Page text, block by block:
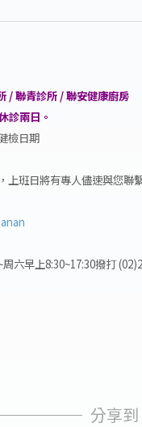
/ 聯青診所 / 聯安健康廚房
診兩日。
檢日期
上班日將有專人儘速與您聯
六早上8:30~17:30撥打
分享到